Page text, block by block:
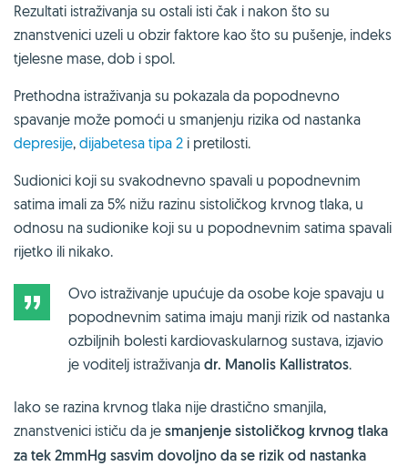
Rezultati istraživanja su ostali isti čak i nakon što su
znanstvenici uzeli u obzir faktore kao što su pušenje, indeks
tjelesne mase, dob i spol.
Prethodna istraživanja su pokazala da popodnevno
spavanje može pomoći u smanjenju rizika od nastanka
depresije, dijabetesa tipa 2 i pretilosti.
Sudionici koji su svakodnevno spavali u popodnevnim
satima imali za 5% nižu razinu sistoličkog krvnog tlaka, u
odnosu na sudionike koji su u popodnevnim satima spavali
rijetko ili nikako.
Ovo istraživanje upućuje da osobe koje spavaju u
popodnevnim satima imaju manji rizik od nastanka
ozbiljnih bolesti kardiovaskularnog sustava, izjavio
je voditelj istraživanja dr. Manolis Kallistratos.
Iako se razina krvnog tlaka nije drastično smanjila,
znanstvenici ističu da je smanjenje sistoličkog krvnog tlaka
za tek 2mmHg sasvim dovoljno da se rizik od nastanka